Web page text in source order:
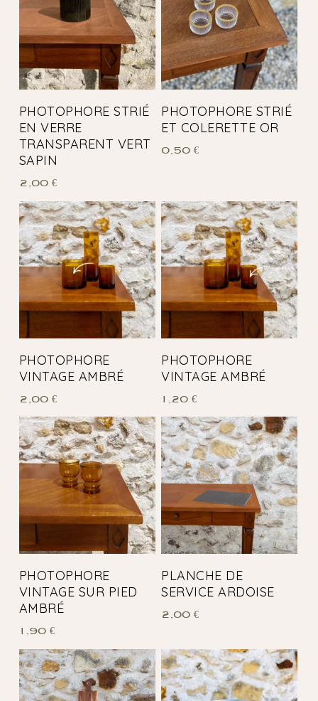
PHOTOPHORE STRIÉ
EN VERRE
TRANSPARENT VERT
SAPIN
2,00 €
PHOTOPHORE STRIÉ
ET COLERETTE OR
0,50€
PHOTOPHORE
VINTAGE AMBRÉ
2,00 €
PHOTOPHORE
VINTAGE AMBRÉ
1,20€
PHOTOPHORE
VINTAGE SUR PIED
AMBRÉ
1,90 €
PLANCHE DE
SERVICE ARDOISE
2,00€